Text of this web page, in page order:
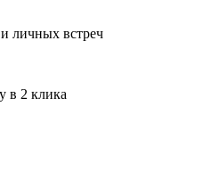
личных встреч
в 2 клика